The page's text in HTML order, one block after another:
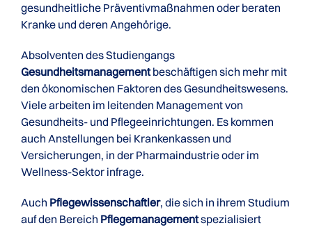
gesundheitliche Präventivmaßnahmen oder beraten
Kranke und deren Angehörige.
Absolventen des Studiengangs
Gesundheitsmanagementbeschäftigen sich mehr mit
den ökonomischen Faktoren des Gesundheitswesens.
Viele arbeiten im leitenden Management von
Gesundheits- und Pflegeeinrichtungen. Es kommen
auch Anstellungen bei Krankenkassen und
Versicherungen, in der Pharmaindustrie oder im
Wellness-Sektor infrage.
Auch Pflegewissenschaftler, die sich in ihrem Studium
auf den Bereich Pflegemanagementspezialisiert